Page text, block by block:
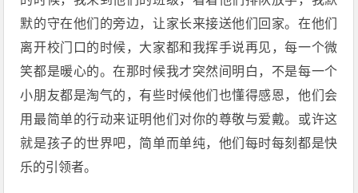
默的守在他们的旁边，让家长来接送他们回家。在他们
离开校门口的时候，大家都和我挥手说再见，每一个微
笑都是暖心的。在那时候我才突然间明白，不是每一个
小朋友都是淘气的，有些时候他们也懂得感恩，他们会
用最简单的行动来证明他们对你的尊敬与爱戴。或许这
就是孩子的世界吧，简单而单纯，他们每时每刻都是快
乐的引领者。